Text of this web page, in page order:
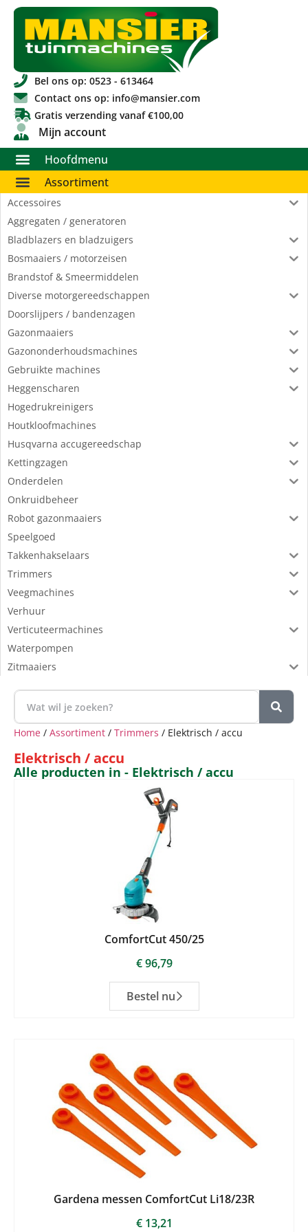
Bel ons op: 0523 - 613464
Contact ons op: info@mansier.com
Gratis verzending vanaf €100,00
Mijn account
Hoofdmenu
Assortiment
Accessoires
Aggregaten / generatoren
Bladblazers en bladzuigers
Bosmaaiers / motorzeisen
Brandstof & Smeermiddelen
Diverse motorgereedschappen
Doorslijpers / bandenzagen
Gazonmaaiers
Gazononderhoudsmachines
Gebruikte machines
Heggenscharen
Hogedrukreinigers
Houtkloofmachines
Husqvarna accugereedschap
Kettingzagen
Onderdelen
Onkruidbeheer
Robot gazonmaaiers
Speelgoed
Takkenhakselaars
Trimmers
Veegmachines
Verhuur
Verticuteermachines
Waterpompen
Zitmaaiers
Home / Assortiment / Trimmers / Elektrisch / accu
Elektrisch / accu
Alle producten in - Elektrisch / accu
ComfortCut 450/25
€96,79
Bestel nu
Gardena messen ComfortCut Li18/23R
€13,21